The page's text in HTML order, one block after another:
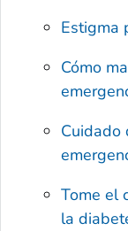
Estigma
Cómo
Cuidado
Tome el
la